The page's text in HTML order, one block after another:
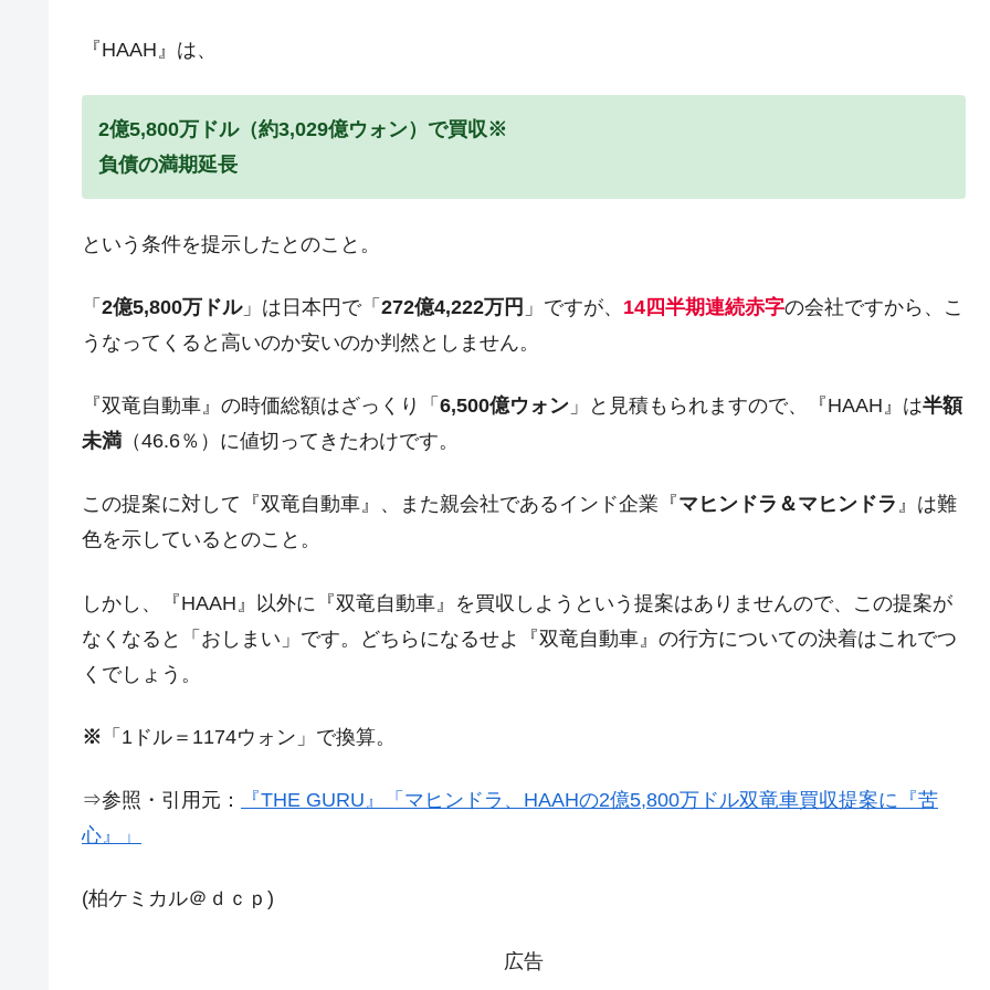
壟断
『Money1』 韓国･警察職員が「丸刈りになって抗議活動」
『Money1』 中国だけが鉄鋼輸出を異常増加させる ⇒ 中国の過剰生産が世界を蝕む。
『Money1』 韓国製造業「半導体絶好調」のウラで他業種は全般的「不調」⇒ PSIが示す現況は決して良くない。
『Money1』 韓国で猛暑。南東部では干ばつ
『Money1』 韓国型イージス搭載の次世代駆逐艦「KDDX」1番艦、2032年竣工と公示
『Money1』 【対日本円】ウォン安が急進！ 日米の協調に韓国がいっちょがみしたのでは。
1.9倍！
『Money1』
在韓米国大使スティールが着韓！⇒ さっそく空港に詰めかけ「出て行け！」「極右勢力」のプラカー
『Money1』 韓国政府「2035年までに18.4GW規模のAIデータセンター整備」⇒ だから無理だってば。
『Money1』 JPモルガン「韓国レバレッジETFの清算はほぼ終わった」
『Money1』 韓国『国民年金公団』株価暴落で200兆蒸発。
『Money1』 韓国政府「ニセＫ-ブランドを通報しようキャンペーン」⇒ あの名物教授も登場！
『Money1』
『Money1』 韓国･加徳島新国際空港「またも暗礁」の危機 ⇒ 10.7兆では損が出るからできない。
『HAAH』は、
2億5,800万ドル（約3,029億ウォン）で買収※
負債の満期延長
という条件を提示したとのこと。
「 2億5,800万ドル」は日本円で「 272億4,222万円 」ですが、 14四半期連続赤字の会社ですから、こ
うなってくると高いのか安いのか判然としません。
『双竜自動車』の時価総額はざっくり「 6,500億ウォン 」と見積もられますので、『HAAH』は半額
未満 （46.6％）に値切ってきたわけです。
この提案に対して『双竜自動車』、また親会社であるインド企業『マヒンドラ＆マヒンドラ 』は難
色を示しているとのこと。
しかし、『HAAH』以外に『双竜自動車』を買収しようという提案はありませんので、この提案が
なくなると「おしまい」です。どちらになるせよ『双竜自動車』の行方についての決着はこれでつ
くでしょう。
※ 「1ドル＝1174ウォン」で換算。
⇒参照・引用元：
『THE GURU』「マヒンドラ、HAAHの2億5,800万ドル双竜車買収提案に『苦
心』」
(柏ケミカル＠ｄｃｐ)
広告